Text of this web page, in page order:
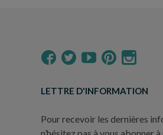
LETTRE D'INFORMATION
Pour recevoir les dernières
n’hésitez pas à vous abonner